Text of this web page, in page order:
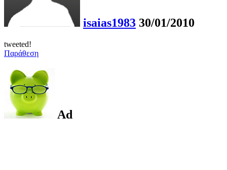
isaias1983 30/01/2010
tweeted!
Παράθεση
Ad